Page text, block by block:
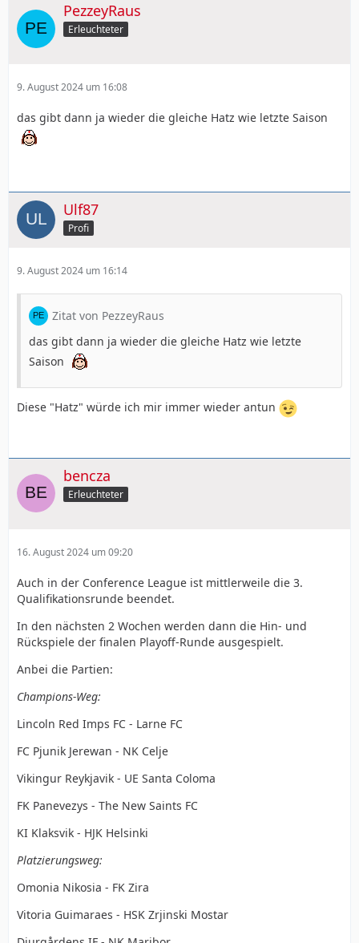
PezzeyRaus
Erleuchteter
9. August 2024 um 16:08
das gibt dann ja wieder die gleiche Hatz wie letzte Saison
Ulf87
Profi
9. August 2024 um 16:14
Zitat von PezzeyRaus
das gibt dann ja wieder die gleiche Hatz wie letzte
Saison
Diese "Hatz" würde ich mir immer wieder antun
bencza
Erleuchteter
16. August 2024 um 09:20
Auch in der Conference League ist mittlerweile die 3.
Qualifikationsrunde beendet.
In den nächsten 2 Wochen werden dann die Hin- und
Rückspiele der finalen Playoff-Runde ausgespielt.
Anbei die Partien:
Champions-Weg:
Lincoln Red Imps FC - Larne FC
FC Pjunik Jerewan - NK Celje
Vikingur Reykjavik - UE Santa Coloma
FK Panevezys - The New Saints FC
KI Klaksvik - HJK Helsinki
Platzierungsweg:
Omonia Nikosia - FK Zira
Vitoria Guimaraes - HSK Zrjinski Mostar